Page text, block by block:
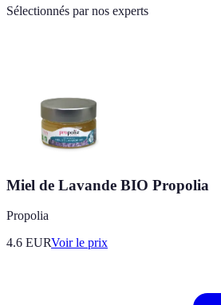
Sélectionnés par nos experts
Miel de Lavande BIO Propolia
Propolia
4.6 EURVoir le prix